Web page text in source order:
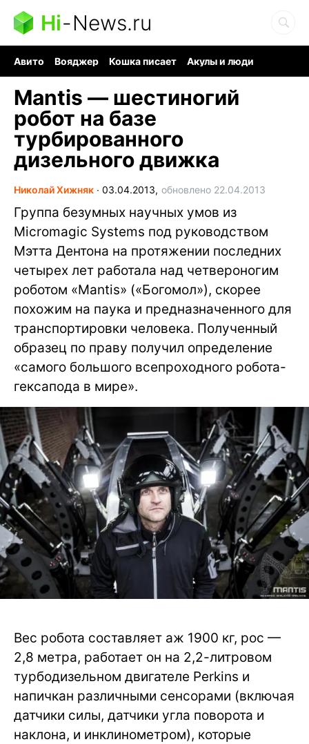
Hi-News.ru
Авито Вояджер Кошка писает
Акулы и люди
Mantis — шестиногий
робот на базе
турбированного
дизельного движка
Николай Хижняк ∙ 03.04.2013, обновлено 22.04.2013
Группа безумных научных умов из
Micromagic Systems под руководством
Мэтта Дентона на протяжении последних
четырех лет работала над четвероногим
роботом «Mantis» («Богомол»), скорее
похожим на паука и предназначенного для
транспортировки человека. Полученный
образец по праву получил определение
«самого большого всепроходного робота-
гексапода в мире».
Вес робота составляет аж 1900 кг, рос —
2,8 метра, работает он на 2,2-литровом
турбодизельном двигателе Perkins и
напичкан различными сенсорами (включая
датчики силы, датчики угла поворота и
наклона, и инклинометром), которые